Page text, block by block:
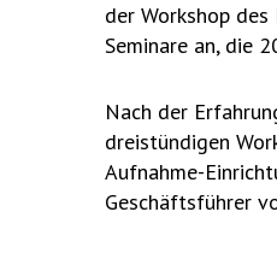
der Workshop
Seminare an, die
Nach der
dreistündigen
Aufnahme-
Geschäftsführer